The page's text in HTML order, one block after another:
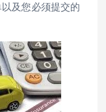
及您必须提交的